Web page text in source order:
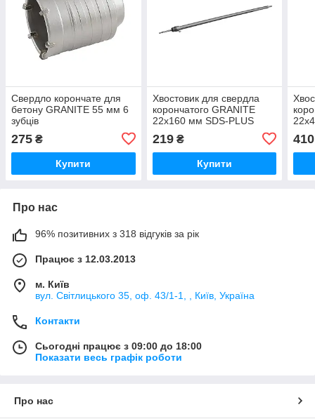
Свердло корончате для
бетону GRANITE 55 мм 6
зубців
275 ₴
Купити
Хвостовик для свердла
корончатого GRANITE
22х160 мм SDS-PLUS
219₴
Купити
410
Про нас
96% позитивних з 318 відгуків за рік
Працює з 12.03.2013
м. Київ
вул. Світлицького 35, оф. 43/1-1, , Київ, Україна
Контакти
Сьогодні працює з 09:00 до 18:00
Показати весь графік роботи
Про нас